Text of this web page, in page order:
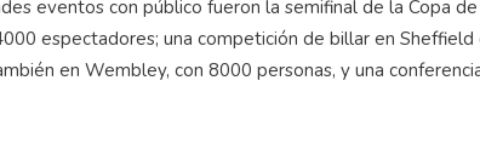
eventos con público fueron la semifinal de la Copa
espectadores; una competición de billar en
en Wembley, con 8000 personas, y una